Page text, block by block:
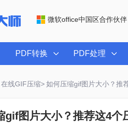
微软office中国区合作伙伴
PDF转换 PDF处理
在线GIF压缩> 如何压缩gif图片大小？推
gif图片大小？推荐这4个